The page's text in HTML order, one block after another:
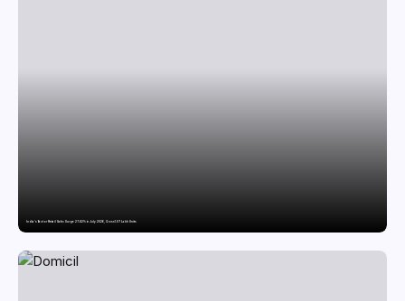
India’s Tractor Retail Sales Surge 27.82% in July 2026, Cross 1.07 Lakh Units